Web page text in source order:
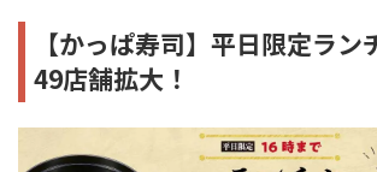
【かっぱ寿司】平日限定ラン
49店舗拡大！